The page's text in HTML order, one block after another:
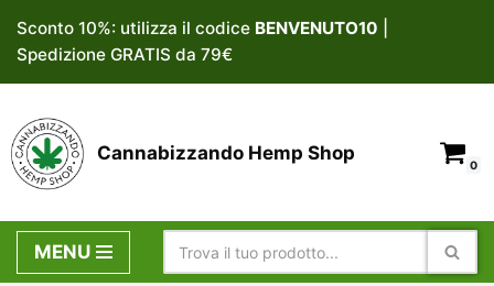
Vai
al
contenuto
Sconto 10%: utilizza il codice BENVENUTO10
Spedizione GRATIS da 79€
Cannabizzando Hemp Shop
0
MENU